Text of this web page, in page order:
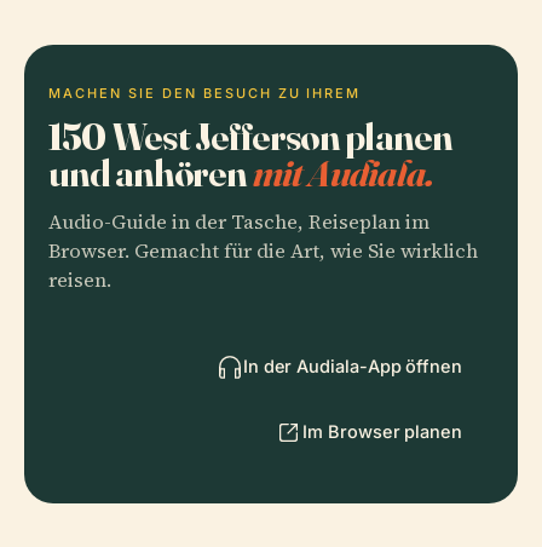
MACHEN SIE DEN BESUCH ZU IHREM
150 West Jefferson planen
und anhörenmit Audiala.
Audio-Guide in der Tasche, Reiseplan im
Browser. Gemacht für die Art, wie Sie wirklich
reisen.
In der Audiala-App öffnen
Im Browser planen